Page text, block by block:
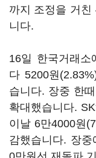
까지 조정을 거친
니다.
16일 한국거래
다 5200원
습니다. 장중 한
확대했습니다.
이날 6만4000원
감했습니다. 장